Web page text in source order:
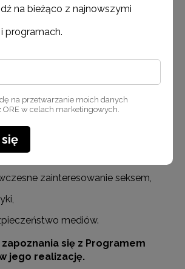
sprawiedliwości, ulubieńców
ról na relacje między dziećmi.
bunt,
akceptacji,
decydowania o sobie,
zainteresowanie seksem,
mediów.
się z Programem
jego realizację.
na bieżąco z najnowszymi
programach.
na przetwarzanie moich danych
w celach marketingowych.